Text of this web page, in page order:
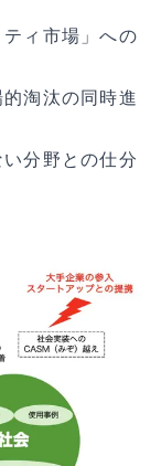
ティ市場」への
淘汰の同時進
分野との仕分